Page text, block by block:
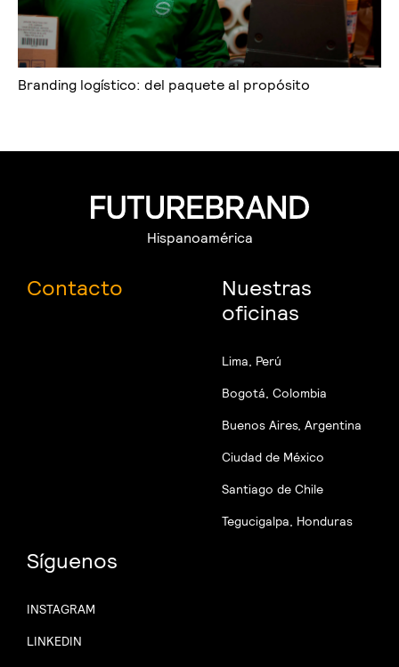
Branding logístico: del paquete al propósito
Hispanoamérica
Contacto
Nuestras
oficinas
Lima, Perú
Bogotá, Colombia
Buenos Aires, Argentina
Ciudad de México
Santiago de Chile
Tegucigalpa, Honduras
Síguenos
INSTAGRAM
LINKEDIN